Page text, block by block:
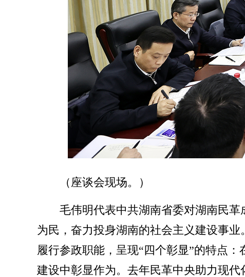
（座谈会现场。）
毛伟明代表中共湖南省委对湖南民
为民，奋力投身湖南的社会主义建设事
履行参政职能，呈现“四个彰显”的特点
建设中彰显作为。去年民革中央助力现